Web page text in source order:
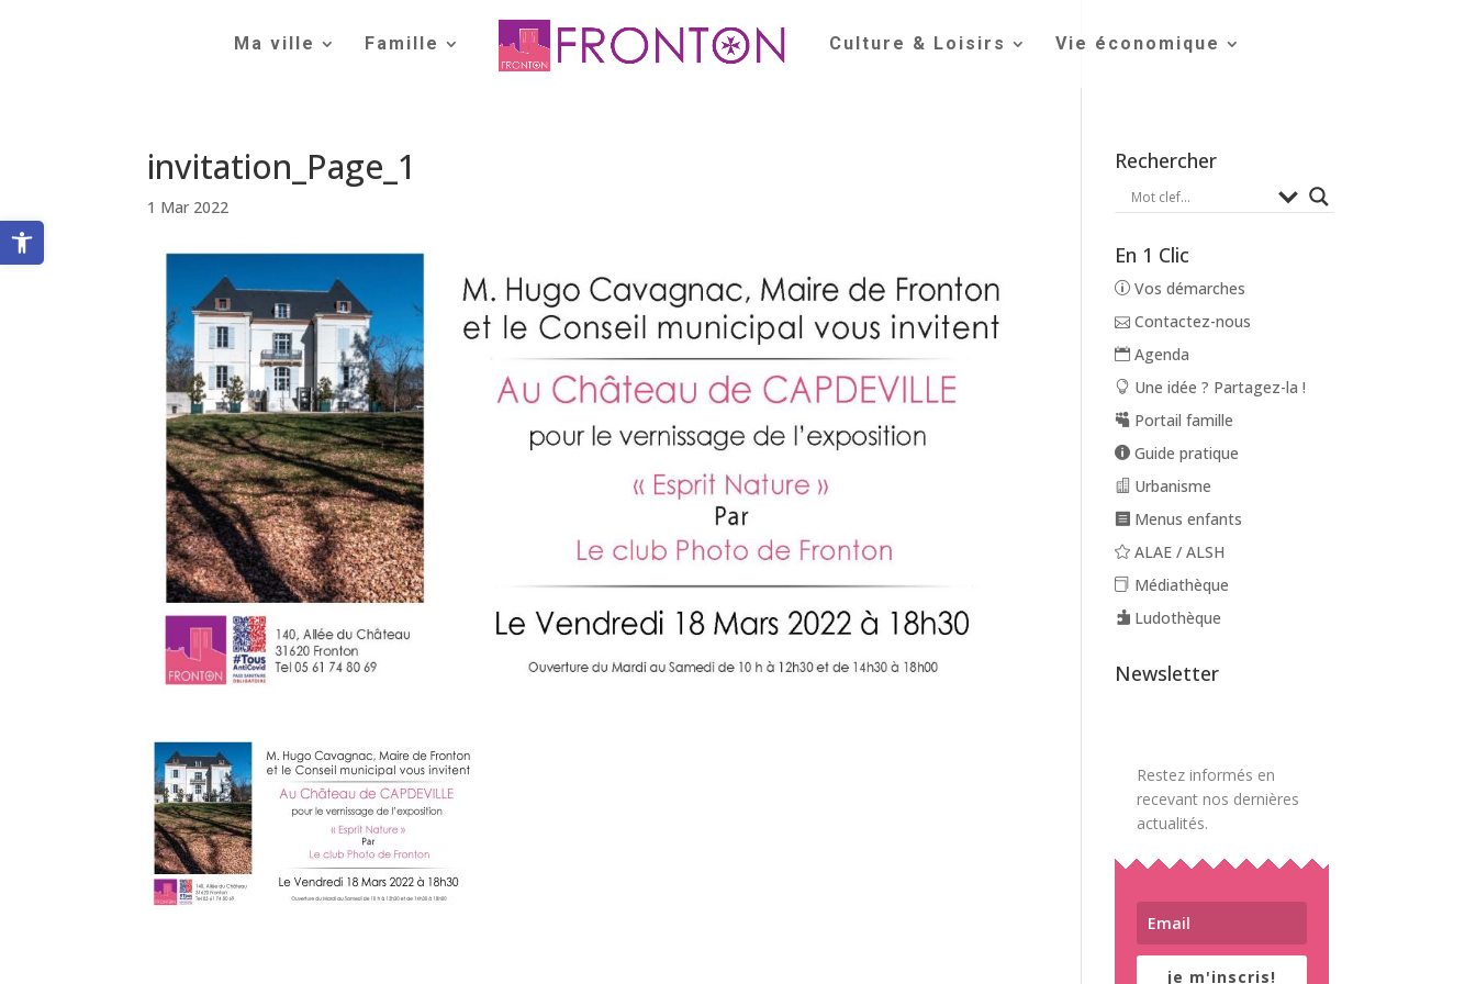
Ouvrir la barre d’outils
Ma ville Famille Culture & Loisirs Vie économique
invitation_Page_1
1 Mar 2022
Rechercher
En 1 Clic
Vos démarches
Contactez-nous
Agenda
Une idée ? Partagez-la !
Portail famille
Guide pratique
Urbanisme
Menus enfants
ALAE / ALSH
Médiathèque
Ludothèque
Newsletter
Restez informés en
recevant nos dernières
actualités.
je m'inscris!